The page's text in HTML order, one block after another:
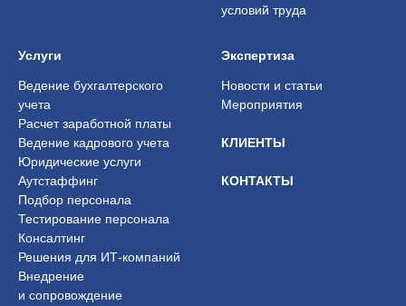
условий труда
Услуги
Ведение бухгалтерского
учета
Расчет заработной платы
Ведение кадрового учета
Юридические услуги
Аутстаффинг
Подбор персонала
Тестирование персонала
Консалтинг
Решения для ИТ-компаний
Внедрение
и сопровождение
Экспертиза
Новости и статьи
Мероприятия
КЛИЕНТЫ
КОНТАКТЫ